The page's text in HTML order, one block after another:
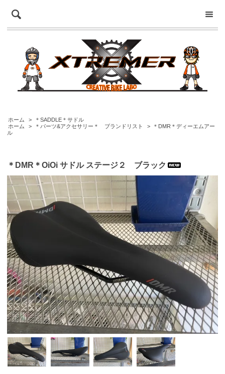
ホーム >
＊SADDLE＊サドル
ホーム
> ＊パーツ&アクセサリー＊ ブランドリスト >
＊DMR＊ディーエムアー
ル
＊DMR＊OiOi サドル ステージ２ ブラック